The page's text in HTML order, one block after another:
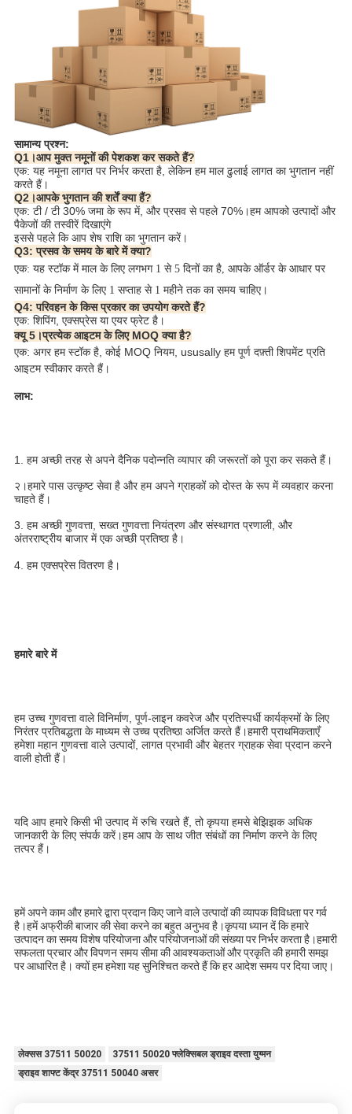
सामान्य प्रश्न:
Q1।आप मुक्त नमूनों की पेशकश कर सकते हैं?
एक: यह नमूना लागत पर निर्भर करता है, लेकिन हम माल ढुलाई लागत का भुगतान नहीं
करते हैं।
Q2।आपके भुगतान की शर्तें क्या हैं?
एक: टी / टी 30% जमा के रूप में, और प्रसव से पहले 70%।हम आपको उत्पादों और
पैकेजों की तस्वीरें दिखाएंगे
इससे पहले कि आप शेष राशि का भुगतान करें।
Q3: प्रसव के समय के बारे में क्या?
एक: यह स्टॉक में माल के लिए लगभग 1 से 5 दिनों का है, आपके ऑर्डर के आधार पर
सामानों के निर्माण के लिए 1 सप्ताह से 1 महीने तक का समय चाहिए।
Q4: परिवहन के किस प्रकार का उपयोग करते हैं?
एक: शिपिंग, एक्सप्रेस या एयर फ्रेट है।
क्यू 5।प्रत्येक आइटम के लिए MOQ क्या है?
एक: अगर हम स्टॉक है, कोई MOQ नियम, ususally हम पूर्ण दफ़्ती शिपमेंट प्रति
आइटम स्वीकार करते हैं।
लाभ:
1. हम अच्छी तरह से अपने दैनिक पदोन्नति व्यापार की जरूरतों को पूरा कर सकते हैं।
२।हमारे पास उत्कृष्ट सेवा है और हम अपने ग्राहकों को दोस्त के रूप में व्यवहार करना
चाहते हैं।
3. हम अच्छी गुणवत्ता, सख्त गुणवत्ता नियंत्रण और संस्थागत प्रणाली, और
अंतरराष्ट्रीय बाजार में एक अच्छी प्रतिष्ठा है।
4. हम एक्सप्रेस वितरण है।
हमारे बारे में
हम उच्च गुणवत्ता वाले विनिर्माण, पूर्ण-लाइन कवरेज और प्रतिस्पर्धी कार्यक्रमों के लिए
निरंतर प्रतिबद्धता के माध्यम से उच्च प्रतिष्ठा अर्जित करते हैं।हमारी प्राथमिकताएँ
हमेशा महान गुणवत्ता वाले उत्पादों, लागत प्रभावी और बेहतर ग्राहक सेवा प्रदान करने
वाली होती हैं।
यदि आप हमारे किसी भी उत्पाद में रुचि रखते हैं, तो कृपया हमसे बेझिझक अधिक
जानकारी के लिए संपर्क करें।हम आप के साथ जीत संबंधों का निर्माण करने के लिए
तत्पर हैं।
हमें अपने काम और हमारे द्वारा प्रदान किए जाने वाले उत्पादों की व्यापक विविधता पर गर्व
है।हमें अफ्रीकी बाजार की सेवा करने का बहुत अनुभव है।कृपया ध्यान दें कि हमारे
उत्पादन का समय विशेष परियोजना और परियोजनाओं की संख्या पर निर्भर करता है।हमारी
सफलता प्रचार और विपणन समय सीमा की आवश्यकताओं और प्रकृति की हमारी समझ
पर आधारित है। क्यों हम हमेशा यह सुनिश्चित करते हैं कि हर आदेश समय पर दिया जाए।
लेक्सस 37511 50020
37511 50020 फ्लेक्सिबल ड्राइव दस्ता युग्मन
ड्राइव शाफ्ट केंद्र 37511 50040 असर